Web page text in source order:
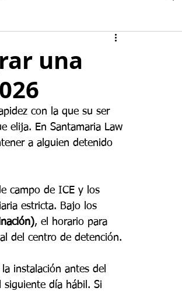
una
con la que su ser
elija. En Santamaria Law
a alguien detenido
campo de ICE y los
estricta. Bajo los
, el horario para
del centro de detención.
instalación antes del
día hábil. Si